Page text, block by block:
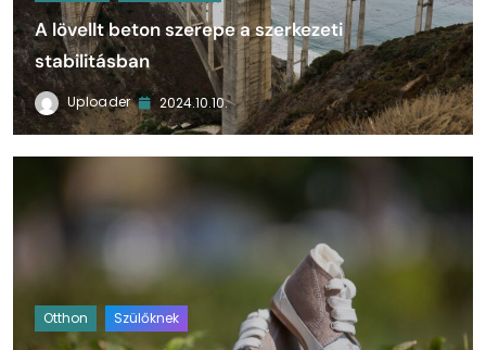
A lövellt beton szerepe a szerkezeti
stabilitásban
Uploader 2024.10.10.
Otthon Szülőknek